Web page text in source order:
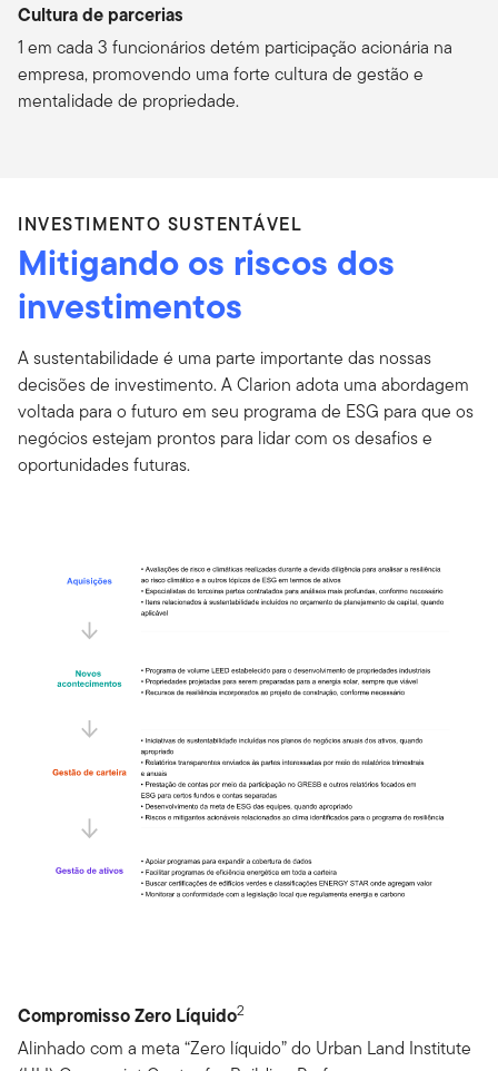
Cultura de parcerias
1 em cada 3 funcionários detém participação acionária na
empresa, promovendo uma forte cultura de gestão e
mentalidade de propriedade.
INVESTIMENTO SUSTENTÁVEL
Mitigando os riscos dos
investimentos
A sustentabilidade é uma parte importante das nossas
decisões de investimento. A Clarion adota uma abordagem
voltada para o futuro em seu programa de ESG para que os
negócios estejam prontos para lidar com os desafios e
oportunidades futuras.
Compromisso Zero Líquido2
Alinhado com a meta “Zero líquido” do Urban Land Institute